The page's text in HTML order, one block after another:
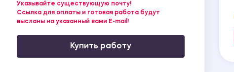
Указывайте существующую почту!
Ссылка для оплаты и готовая работа будут
высланы на указанный вами E-mail!
Купить работу